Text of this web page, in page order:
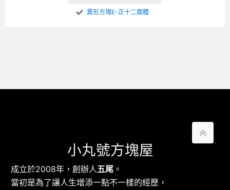
異形方塊E-正十二面體
小丸號方塊屋
成立於2008年，創辦人五尾 。
當初是為了讓人生增添一點不一樣的經歷，